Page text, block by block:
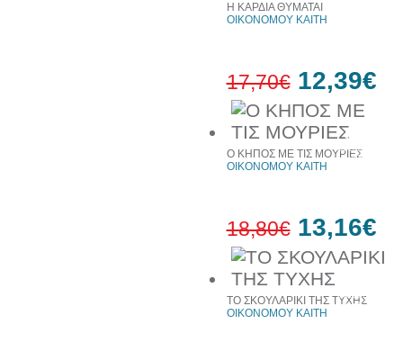
30%
έκπτωση
web
Η ΚΑΡΔΙΑ ΘΥΜΑΤΑΙ
ΟΙΚΟΝΟΜΟΥ ΚΑΙΤΗ
17,70€ 12,39€
έκπτωση
web
Ο ΚΗΠΟΣ ΜΕ ΤΙΣ ΜΟΥΡΙΕΣ
ΟΙΚΟΝΟΜΟΥ ΚΑΙΤΗ
18,80€ 13,16€
ΤΟ ΣΚΟΥΛΑΡΙΚΙ ΤΗΣ ΤΥΧΗΣ
ΟΙΚΟΝΟΜΟΥ ΚΑΙΤΗ